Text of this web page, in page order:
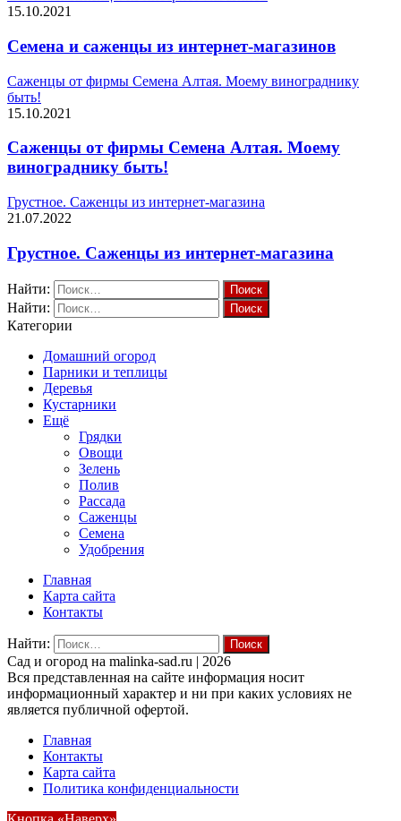
15.10.2021
Семена и саженцы из интернет-магазинов
Саженцы от фирмы Семена Алтая. Моему винограднику
быть!
15.10.2021
Саженцы от фирмы Семена Алтая. Моему
винограднику быть!
Грустное. Саженцы из интернет-магазина
21.07.2022
Грустное. Саженцы из интернет-магазина
Найти:
Найти:
Категории
Домашний огород
Парники и теплицы
Деревья
Кустарники
Ещё
Грядки
Овощи
Зелень
Полив
Рассада
Саженцы
Семена
Удобрения
Главная
Карта сайта
Контакты
Найти:
Cад и огород на malinka-sad.ru | 2026
Вся представленная на сайте информация носит
информационный характер и ни при каких условиях не
является публичной офертой.
Главная
Контакты
Карта сайта
Политика конфиденциальности